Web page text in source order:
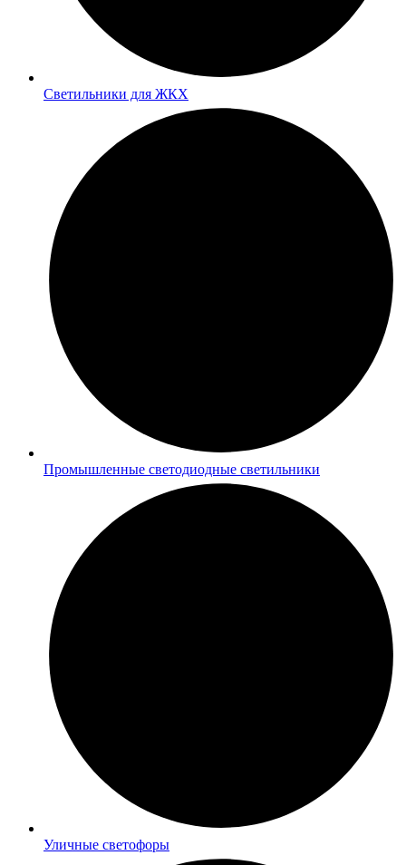
Светильники для ЖКХ
Промышленные светодиодные светильники
Уличные светофоры